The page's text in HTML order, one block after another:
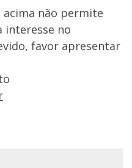
acima não permite
interesse no
favor apresentar